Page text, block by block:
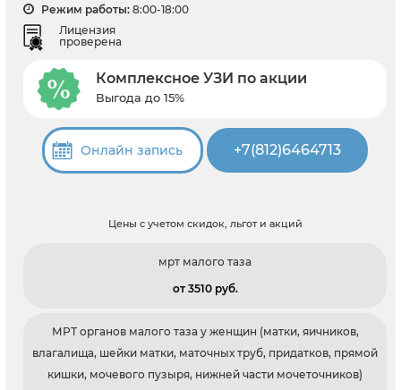
Режим работы: 8:00-18:00
Лицензия
проверена
Комплексное УЗИ по акции
Выгода до 15%
Онлайн запись +7(812)6464713
Цены с учетом скидок, льгот и акций
мрт малого таза
от 3510 pуб.
МРТ органов малого таза у женщин (матки, яичников,
влагалища, шейки матки, маточных труб, придатков, прямой
кишки, мочевого пузыря, нижней части мочеточников)